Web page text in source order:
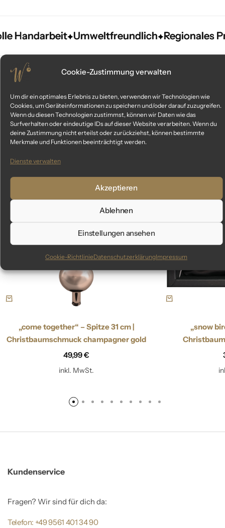
Cookie-Zustimmung verwalten
Um dir ein optimales Erlebnis zu bieten, verwenden wir Technologien wie
Cookies, um Geräteinformationen zu speichern und/oder darauf zuzugreifen.
Wenn du diesen Technologien zustimmst, können wir Daten wie das
Surfverhalten oder eindeutige IDs auf dieser Website verarbeiten. Wenn du
deine Zustimmung nicht erteilst oder zurückziehst, können bestimmte
Merkmale und Funktionen beeinträchtigt werden.
Dienste verwalten
Akzeptieren
Ablehnen
Einstellungen ansehen
Cookie-RichtlinieDatenschutzerklärungImpressum
Handarbeit Umweltfreundlich Regionales
Handarbeit Umweltfreundlich Regionales
Handarbeit Umweltfreundlich Regionales
Ähnliche Produkte
Das könnte dir auch gefallen
„come together“ – Spitze 31 cm |
Christbaumschmuck champagner gold
49,99€
inkl. MwSt.
„snow
Kundenservice
Fragen? Wir sind für dich da:
Telefon: +49 9561 401 34 90